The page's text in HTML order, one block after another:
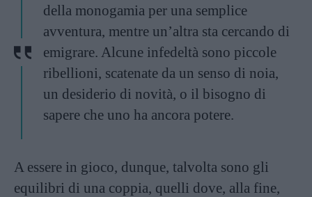
della monogamia per una semplice
avventura, mentre un’altra sta cercando di
emigrare. Alcune infedeltà sono piccole
ribellioni, scatenate da un senso di noia,
un desiderio di novità, o il bisogno di
sapere che uno ha ancora potere.
A essere in gioco, dunque, talvolta sono gli
equilibri di una coppia, quelli dove, alla fine,